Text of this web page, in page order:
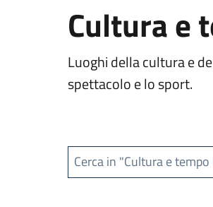
Cultura e
Luoghi della cultura e
spettacolo e lo sport.
Cerca in "Cultura e